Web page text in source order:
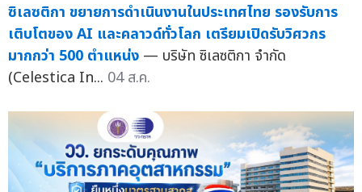
ซิเลซติกา ขยายการดำเนินงานในประเทศไทย รองรับการ
เติบโตของ AI และคลาวด์ทั่วโลก เตรียมเปิดรับวิศวกร
มากกว่า 500 ตำแหน่ง — บริษัท ซิเลซติกา จำกัด
(Celestica In... 04 ส.ค.